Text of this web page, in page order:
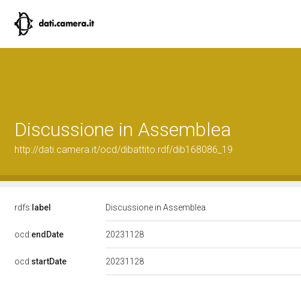
Discussione in Assemblea
http://dati.camera.it/ocd/dibattito.rdf/dib168086_19
rdfs: label Discussione in Assemblea
ocd:endDate 20231128
ocd:startDate 20231128